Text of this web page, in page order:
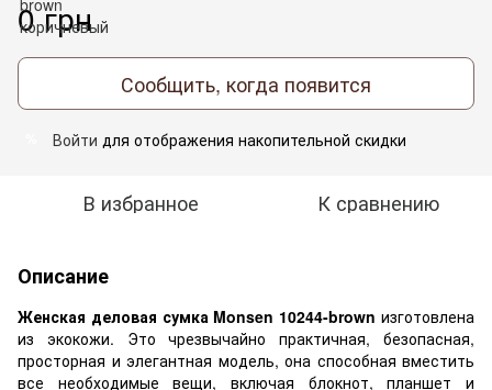
0 грн
Сообщить, когда появится
Войти для отображения накопительной скидки
В избранное К сравнению
Описание
Женская деловая сумка Monsen 10244-brown изготовлена
из экокожи. Это чрезвычайно практичная, безопасная,
просторная и элегантная модель, она способная вместить
все необходимые вещи, включая блокнот, планшет и